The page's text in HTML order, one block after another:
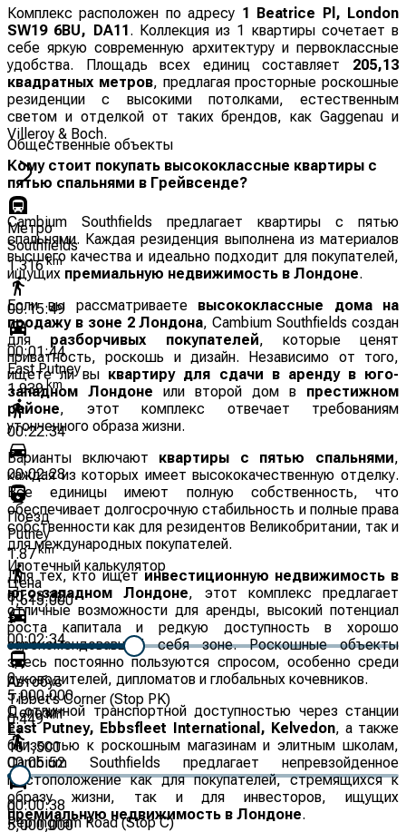
Комплекс расположен по адресу 1 Beatrice Pl, London
SW19 6BU, DA11 . Коллекция из 1 квартиры сочетает в
себе яркую современную архитектуру и первоклассные
удобства. Площадь всех единиц составляет 205,13
квадратных метров, предлагая просторные роскошные
резиденции с высокими потолками, естественным
светом и отделкой от таких брендов, как Gaggenau и
Villeroy & Boch.
Кому стоит покупать высококлассные квартиры с
пятью спальнями в Грейвсенде?
Cambium Southfields предлагает квартиры с пятью
спальнями. Каждая резиденция выполнена из материалов
высшего качества и идеально подходит для покупателей,
ищущих премиальную недвижимость в Лондоне.
Если вы рассматриваете высококлассные дома на
продажу в зоне 2 Лондона, Cambium Southfields создан
для разборчивых покупателей, которые ценят
приватность, роскошь и дизайн. Независимо от того,
ищете ли вы квартиру для сдачи в аренду в юго-
западном Лондоне или второй дом в престижном
районе, этот комплекс отвечает требованиям
утонченного образа жизни.
Варианты включают квартиры с пятью спальнями,
каждая из которых имеет высококачественную отделку.
Все единицы имеют полную собственность, что
обеспечивает долгосрочную стабильность и полные права
собственности как для резидентов Великобритании, так и
для международных покупателей.
Для тех, кто ищетинвестиционную недвижимость в
юго-западном Лондоне, этот комплекс предлагает
отличные возможности для аренды, высокий потенциал
роста капитала и редкую доступность в хорошо
зарекомендовавшей себя зоне. Роскошные объекты
здесь постоянно пользуются спросом, особенно среди
руководителей, дипломатов и глобальных кочевников.
С отличной транспортной доступностью через станции
East Putney, Ebbsfleet International, Kelvedon, а также
близостью к роскошным магазинам и элитным школам,
Cambium Southfields предлагает непревзойденное
местоположение как для покупателей, стремящихся к
образу жизни, так и для инвесторов, ищущих
премиальную недвижимость в Лондоне.
Общественные объекты
Метро
Southfields
1.316km
00:15:49
00:01:44
East Putney
1.939km
00:22:34
00:02:28
Поезд
Putney
1.87km
00:23:32
00:02:34
Автобус
Tibbet's Corner (Stop PK)
0.449km
00:05:52
00:00:38
Replingham Road (Stop C)
Ипотечный калькулятор
Цена
1,615,000
£
0
5,000,000
Депозит
£
161,500
0
5,000,000